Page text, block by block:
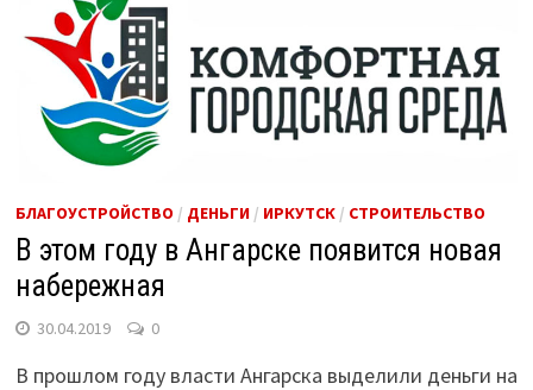
БЛАГОУСТРОЙСТВО / ДЕНЬГИ/ ИРКУТСК/ СТРОИТЕЛЬСТВО
В этом году в Ангарске появится новая
набережная
30.04.2019 0
В прошлом году власти Ангарска выделили деньги на